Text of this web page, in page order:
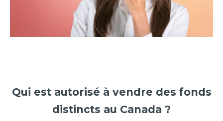
Qui est autorisé à vendre des fonds
distincts au Canada ?